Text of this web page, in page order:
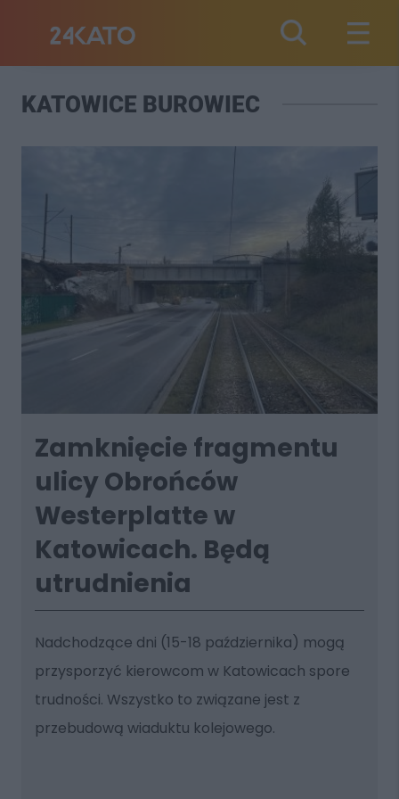
KATOWICE BUROWIEC
Zamknięcie fragmentu
ulicy Obrońców
Westerplatte w
Katowicach. Będą
utrudnienia
Nadchodzące dni (15-18 października) mogą
przysporzyć kierowcom w Katowicach spore
trudności. Wszystko to związane jest z
przebudową wiaduktu kolejowego.